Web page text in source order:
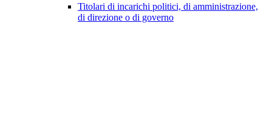
Titolari di incarichi politici, di amministrazione,
di direzione o di governo